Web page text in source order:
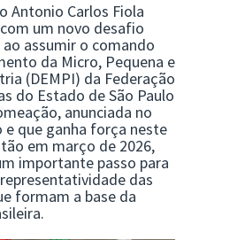
Antonio Carlos Fiola
um novo desafio
assumir o comando
da Micro, Pequena e
(DEMPI) da Federação
do Estado de São Paulo
anunciada no
e que ganha força neste
em março de 2026,
importante passo para
das
formam a base da